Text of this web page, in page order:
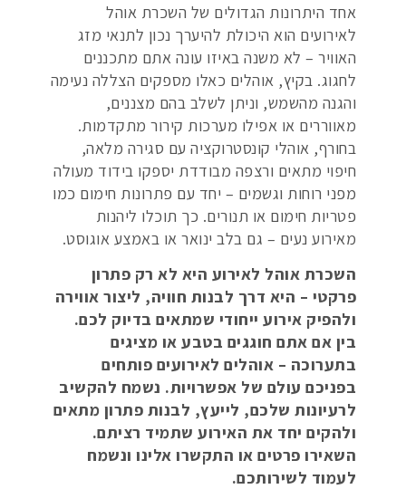
אחד היתרונות הגדולים של השכרת אוהל
לאירועים הוא היכולת להיערך נכון לתנאי מזג
האוויר – לא משנה באיזו עונה אתם מתכננים
לחגוג. בקיץ, אוהלים כאלו מספקים הצללה נעימה
והגנה מהשמש, וניתן לשלב בהם מצננים,
מאווררים או אפילו מערכות קירור מתקדמות.
בחורף, אוהלי קונסטרוקציה עם סגירה מלאה,
חיפוי מתאים ורצפה מבודדת יספקו בידוד מעולה
מפני רוחות וגשמים – יחד עם פתרונות חימום כמו
פטריות חימום או תנורים. כך תוכלו ליהנות
מאירוע נעים – גם בלב ינואר או באמצע אוגוסט.
השכרת אוהל לאירוע היא לא רק פתרון
פרקטי – היא דרך לבנות חוויה, ליצור אווירה
ולהפיק אירוע ייחודי שמתאים בדיוק לכם.
בין אם אתם חוגגים בטבע או מציגים
בתערוכה – אוהלים לאירועים פותחים
בפניכם עולם של אפשרויות. נשמח להקשיב
לרעיונות שלכם, לייעץ, לבנות פתרון מתאים
ולהקים יחד את האירוע שתמיד רציתם.
השאירו פרטים או התקשרו אלינו ונשמח
לעמוד לשירותכם.